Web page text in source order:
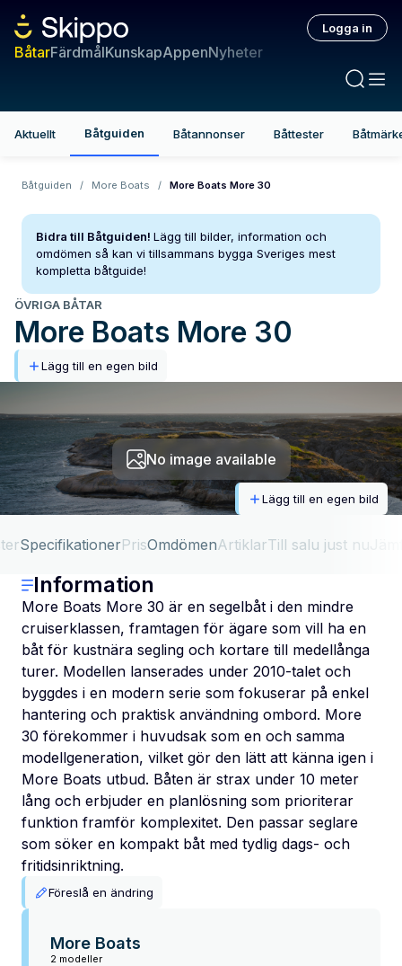
BåtarFärdmålKunskapAppenNyheter
Logga in
Aktuellt Båtguiden Båtannonser Båttester
Båtguiden / More Boats / More Boats More 30
Bidra till Båtguiden! Lägg till bilder, information och
omdömen så kan vi tillsammans bygga Sveriges mest
kompletta båtguide!
ÖVRIGA BÅTAR
More Boats More 30
Lägg till en egen bild
No image available
Lägg till en egen bild
SpecifikationerPrisOmdömenArtiklarTill salu just nu
Information
More Boats More 30 är en segelbåt i den mindre
cruiserklassen, framtagen för ägare som vill ha en
båt för kustnära segling och kortare till medellånga
turer. Modellen lanserades under 2010-talet och
byggdes i en modern serie som fokuserar på enkel
hantering och praktisk användning ombord. More
30 förekommer i huvudsak som en och samma
modellgeneration, vilket gör den lätt att känna igen i
More Boats utbud. Båten är strax under 10 meter
lång och erbjuder en planlösning som prioriterar
funktion framför komplexitet. Den passar seglare
som söker en kompakt båt med tydlig dags- och
fritidsinriktning.
Föreslå en ändring
More Boats
2 modeller